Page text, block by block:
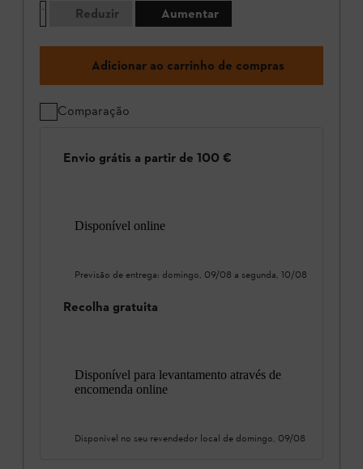
Reduzir
Aumentar
Adicionar ao carrinho de compras
Comparação
Envio grátis a partir de 100 €
Disponível online
Previsão de entrega: domingo, 09/08 a segunda, 10/08
Recolha gratuita
Disponível para levantamento através de
encomenda online
Disponível no seu revendedor local de domingo, 09/08